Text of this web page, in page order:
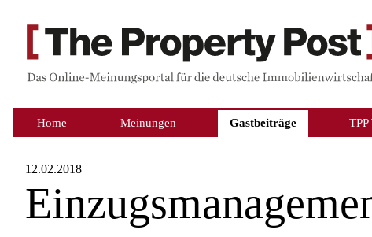
Home Meinungen Gastbeiträge
12.02.2018